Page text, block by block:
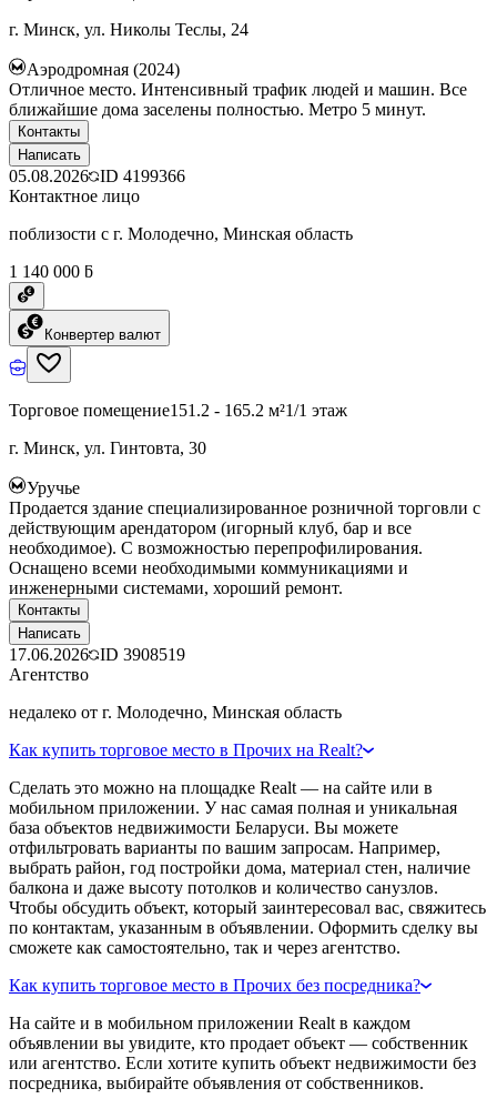
г. Минск, ул. Николы Теслы, 24
Аэродромная (2024)
Отличное место. Интенсивный трафик людей и машин. Все
ближайшие дома заселены полностью. Метро 5 минут.
Контакты
Написать
05.08.2026 ID 4199366
Контактное лицо
поблизости с г. Молодечно, Минская область
1 140 000 ƃ
Конвертер валют
Торговое помещение151.2 - 165.2 м²1/1 этаж
г. Минск, ул. Гинтовта, 30
Уручье
Продается здание специализированное розничной торговли с
действующим арендатором (игорный клуб, бар и все
необходимое). С возможностью перепрофилирования.
Оснащено всеми необходимыми коммуникациями и
инженерными системами, хороший ремонт.
Контакты
Написать
17.06.2026 ID 3908519
Агентство
недалеко от г. Молодечно, Минская область
Как купить торговое место в Прочих на Realt?
Сделать это можно на площадке Realt — на сайте или в
мобильном приложении. У нас самая полная и уникальная
база объектов недвижимости Беларуси. Вы можете
отфильтровать варианты по вашим запросам. Например,
выбрать район, год постройки дома, материал стен, наличие
балкона и даже высоту потолков и количество санузлов.
Чтобы обсудить объект, который заинтересовал вас, свяжитесь
по контактам, указанным в объявлении. Оформить сделку вы
сможете как самостоятельно, так и через агентство.
Как купить торговое место в Прочих без посредника?
На сайте и в мобильном приложении Realt в каждом
объявлении вы увидите, кто продает объект — собственник
или агентство. Если хотите купить объект недвижимости без
посредника, выбирайте объявления от собственников.